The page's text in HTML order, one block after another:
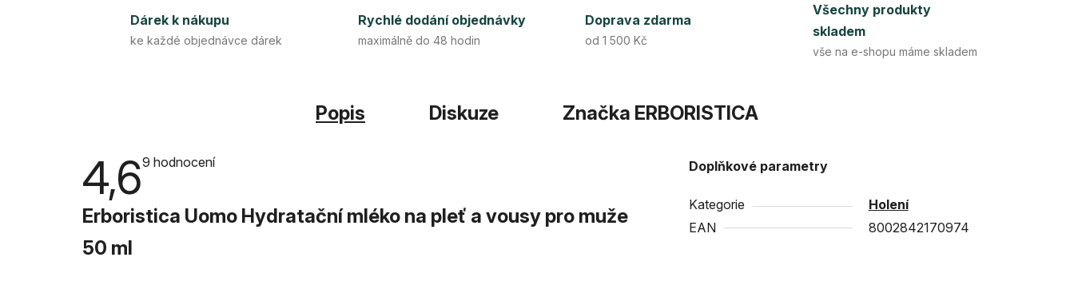
Dárek k nákupu
ke každé objednávce dárek
Rychlé dodání objednávky
maximálně do 48 hodin
Doprava zdarma
od 1 500 Kč
Všechny produkty
skladem
vše na e-shopu máme skladem
Popis Diskuze Značka ERBORISTICA
4,6Průměrné
4,6
z
9 hodnocení
Erboristica Uomo Hydratační mléko na pleť a vousy pro muže
50 ml
Doplňkové parametry
Kategorie
Holení
EAN
8002842170974